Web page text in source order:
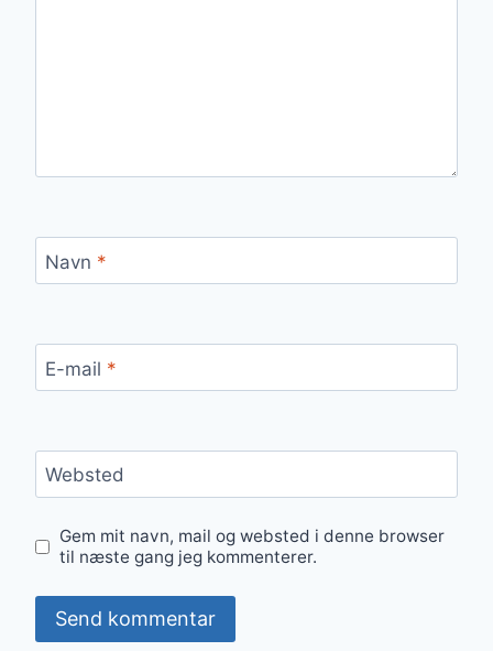
Navn *
E-mail *
Websted
Gem mit navn, mail og websted i denne browser
til næste gang jeg kommenterer.